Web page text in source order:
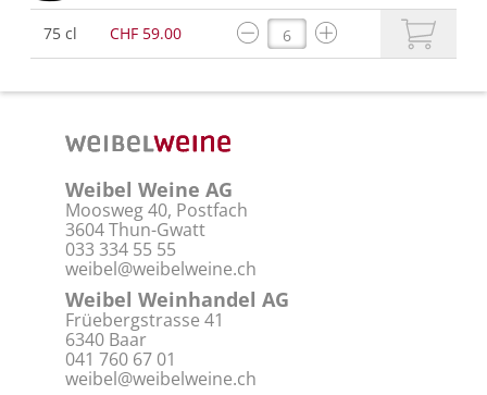
75 cl CHF 59.00
Weibel Weine AG
Moosweg 40, Postfach
3604 Thun-Gwatt
033 334 55 55
weibel@weibelweine.ch
Weibel Weinhandel AG
Früebergstrasse 41
6340 Baar
041 760 67 01
weibel@weibelweine.ch